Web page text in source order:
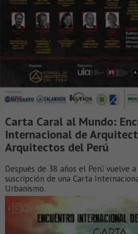
Carta Caral al Mundo:
Internacional de
Arquitectos del Perú
Después de 38 años el Perú vuelve
suscripción de una Carta
Urbanismo.